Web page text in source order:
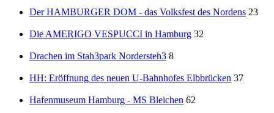
Der HAMBURGER DOM - das Volksfest des Nordens 23
Die AMERIGO VESPUCCI in Hamburg 32
Drachen im Stah3park Nordersteh3 8
HH: Eröffnung des neuen U-Bahnhofes Elbbrücken 37
Hafenmuseum Hamburg - MS Bleichen 62